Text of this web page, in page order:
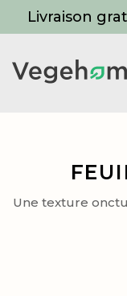
Livraison
Une texture